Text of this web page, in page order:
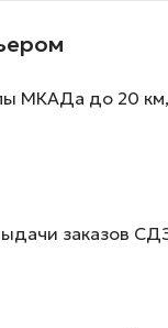
МКАДа до 20
заказов